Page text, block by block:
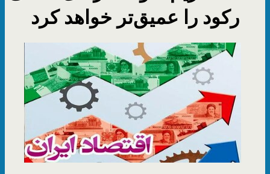
رکود را عمیق‌تر خواهد کرد